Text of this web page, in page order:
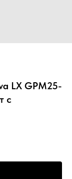
LX GPM25-
с